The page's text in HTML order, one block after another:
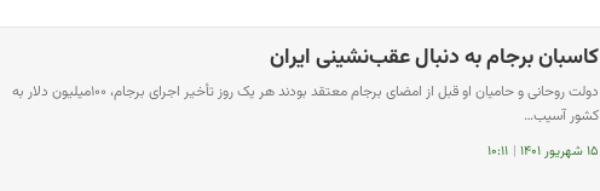
کاسبان برجام به دنبال عقب‌نشینی ایران
دولت روحانی و حامیان او قبل از امضای برجام معتقد بودند هر یک روز تأخیر اجرای برجام، ۱۰۰میلیون دلار به
کشور آسیب…
۱۵ شهریور ۱۴۰۱ | ۱۰:۱۱